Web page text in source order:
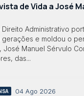
de Vida a José
Administrativo
e moldou o
José Manuel Sérvulo
das...
04 Ago 2026